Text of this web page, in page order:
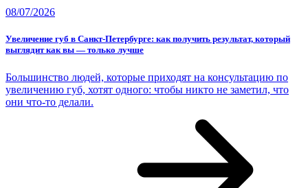
08/07/2026
Увеличение губ в Санкт-Петербурге: как получить результат, который
выглядит как вы — только лучше
Большинство людей, которые приходят на консультацию по
увеличению губ, хотят одного: чтобы никто не заметил, что
они что-то делали.